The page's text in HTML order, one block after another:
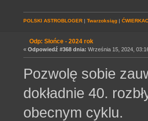
POLSKI ASTROBLOGER Twarzoksiąg
Odp: Słońce - 2024 rok
« Odpowiedź #368 dnia: Września 15, 2024,
Pozwolę sobie
dokładnie 40.
obecnym cyklu.